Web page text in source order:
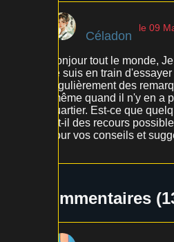
Céladon
le 09
Bonjour tout le monde,
Je suis en train
régulièrement des
(même quand il n'y en
quartier. Est-ce que
a-t-il des recours
pour vos conseils et
Commentaires